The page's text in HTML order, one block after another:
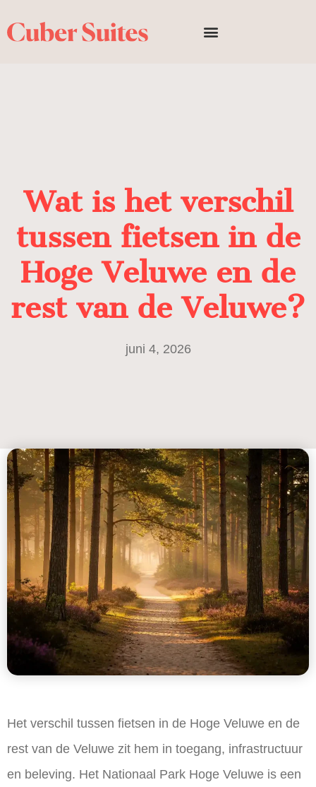
Wat is het verschil
tussen fietsen in de
Hoge Veluwe en de
rest van de Veluwe?
juni 4, 2026
Het verschil tussen fietsen in de Hoge Veluwe en de
rest van de Veluwe zit hem in toegang, infrastructuur
en beleving. Het Nationaal Park Hoge Veluwe is een